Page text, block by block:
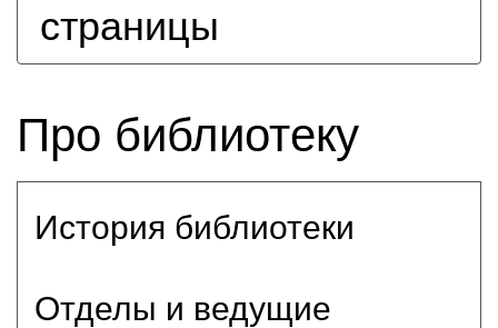
страницы
Про библиотеку
История библиотеки
Отделы и ведущие